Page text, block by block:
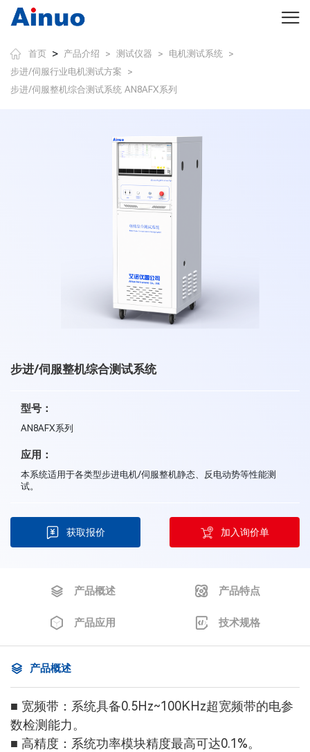
首页 > 产品介绍 > 测试仪器 > 电机测试系统 >
步进/伺服行业电机测试方案
>
步进/伺服整机综合测试系统 AN8AFX系列
步进/伺服整机综合测试系统
型号：
AN8AFX系列
应用：
本系统适用于各类型步进电机/伺服整机静态、反电动势等性能测
试。
获取报价 加入询价单
产品概述 产品特点
产品应用 技术规格
产品概述
■ 宽频带：系统具备0.5Hz~100KHz超宽频带的电参
数检测能力。
■ 高精度：系统功率模块精度最高可达0.1%。